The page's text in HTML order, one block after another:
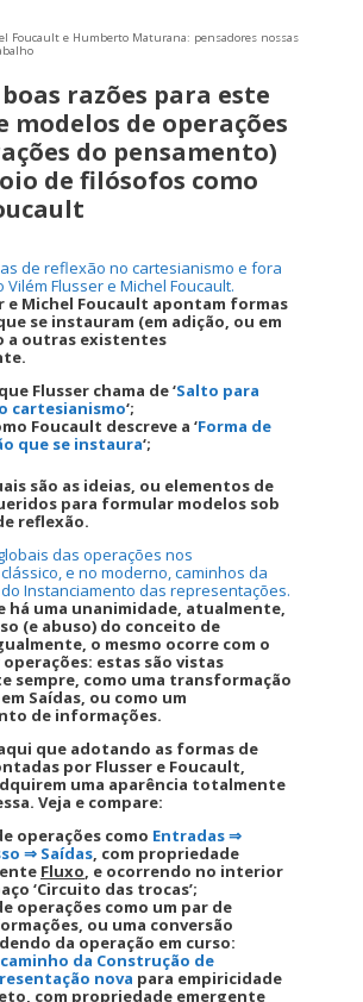
Foucault e Humberto Maturana: pensadores nossas
razões para este
modelos de operações
do pensamento)
de filósofos como
de reflexão no cartesianismo e fora
Flusser e Michel Foucault.
e Michel Foucault apontam formas
se instauram (em adição, ou em
a outras existentes
Flusser chama de ‘Salto para
cartesianismo‘;
Foucault descreve a ‘Forma de
que se instaura‘;
são as ideias, ou elementos de
para formular modelos sob
reflexão.
das operações nos
e no moderno, caminhos da
Instanciamento das representações.
há uma unanimidade, atualmente,
(e abuso) do conceito de
o mesmo ocorre com o
estas são vistas
sempre, como uma transformação
Saídas, ou como um
de informações.
que adotando as formas de
por Flusser e Foucault,
uma aparência totalmente
Veja e compare:
operações como Entradas ⇒
⇒ Saídas , com propriedade
Fluxo , e ocorrendo no interior
‘Circuito das trocas’;
operações como um par de
ou uma conversão
da operação em curso:
caminho da Construção de
nova para empiricidade
com propriedade emergente